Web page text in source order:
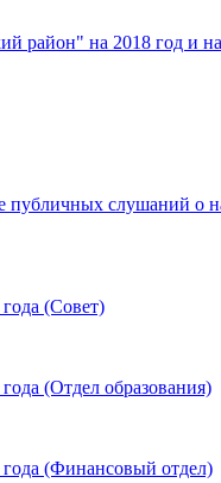
район" на 2018 год и
слушаний о
(Совет)
(Отдел образования)
(Финансовый отдел)